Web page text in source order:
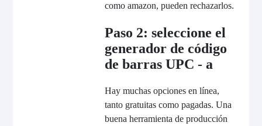
como amazon, pueden rechazarlos.
Paso 2: seleccione el
generador de código
de barras UPC - a
Hay muchas opciones en línea,
tanto gratuitas como pagadas. Una
buena herramienta de producción